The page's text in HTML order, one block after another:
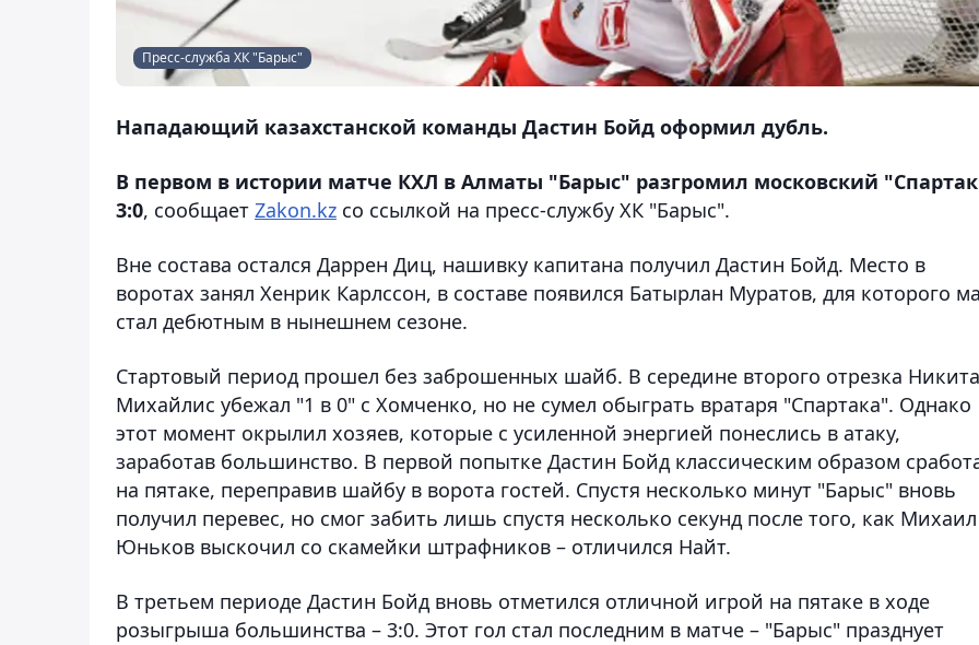
Пресс-служба ХК "Барыс"
Нападающий казахстанской команды Дастин Бойд оформил дубль.
В первом в истории матче КХЛ в Алматы "Барыс" разгромил московский
3:0, сообщает Zakon.kz со ссылкой на пресс-службу ХК "Барыс".
Вне состава остался Даррен Диц, нашивку капитана получил Дастин Бойд. Место в
воротах занял Хенрик Карлссон, в составе появился Батырлан Муратов, для которого
стал дебютным в нынешнем сезоне.
Стартовый период прошел без заброшенных шайб. В середине второго отрезка Никита
Михайлис убежал "1 в 0" с Хомченко, но не сумел обыграть вратаря "Спартака". Однако
этот момент окрылил хозяев, которые с усиленной энергией понеслись в атаку,
заработав большинство. В первой попытке Дастин Бойд классическим образом
на пятаке, переправив шайбу в ворота гостей. Спустя несколько минут "Барыс" вновь
получил перевес, но смог забить лишь спустя несколько секунд после того, как Михаил
Юньков выскочил со скамейки штрафников – отличился Найт.
В третьем периоде Дастин Бойд вновь отметился отличной игрой на пятаке в ходе
розыгрыша большинства – 3:0. Этот гол стал последним в матче – "Барыс" празднует